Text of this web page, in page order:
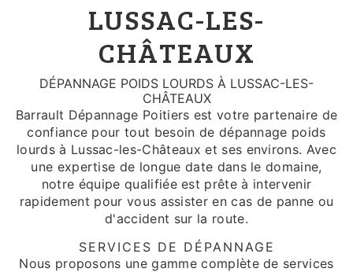
LUSSAC-LES-
CHÂTEAUX
DÉPANNAGE POIDS LOURDS À LUSSAC-LES-
CHÂTEAUX
Barrault Dépannage Poitiers est votre partenaire de
confiance pour tout besoin de dépannage poids
lourds à Lussac-les-Châteaux et ses environs. Avec
une expertise de longue date dans le domaine,
notre équipe qualifiée est prête à intervenir
rapidement pour vous assister en cas de panne ou
d'accident sur la route.
SERVICES DE DÉPANNAGE
Nous proposons une gamme complète de services